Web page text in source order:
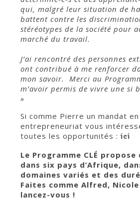
qui, malgré leur situation de
battent contre les
stéréotypes de la société pour
marché du travail.
J’ai rencontré des personnes
ont contribué à me renforcer
mon savoir. Merci au
m’avoir permis de vivre une si
»
Si comme Pierre un mandat en
entrepreneuriat vous
toutes les opportunités :ici
Le Programme CLÉ propose
dans six pays d’Afrique,
domaines variés et des
Faites comme Alfred,
lancez-vous !